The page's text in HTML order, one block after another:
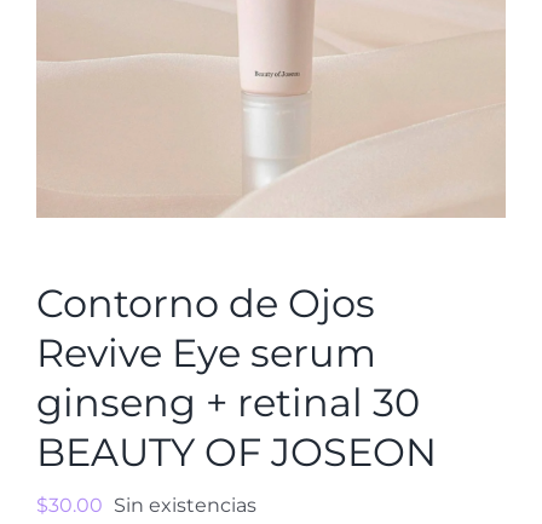
Contorno de Ojos
Revive Eye serum
ginseng + retinal 30
BEAUTY OF JOSEON
$30.00 Sin existencias